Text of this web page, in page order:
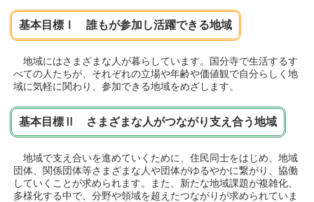
基本目標Ⅰ 誰もが参加し活躍できる地域
地域にはさまざまな人が暮らしています。国分寺で生活するす
べての人たちが、それぞれの立場や年齢や価値観で自分らしく地
域に気軽に関わり、参加できる地域をめざします。
基本目標Ⅱ さまざまな人がつながり支え合う地域
地域で支え合いを進めていくために、住民同士をはじめ、地域
団体、関係団体等さまざまな人や団体がゆるやかに繋がり、協働
していくことが求められます。また、新たな地域課題が複雑化、
多様化する中で、分野や領域を超えたつながりが求められていま